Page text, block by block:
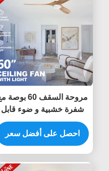
مروحة السقف 60 بوصة مع
شفرة خشبية و ضوء قابل
للتخفيف
احصل على أفضل سعر